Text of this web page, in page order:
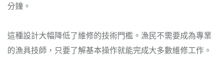
分鐘。
這種設計大幅降低了維修的技術門檻。漁民不需要成為專業
的漁具技師，只要了解基本操作就能完成大多數維修工作。